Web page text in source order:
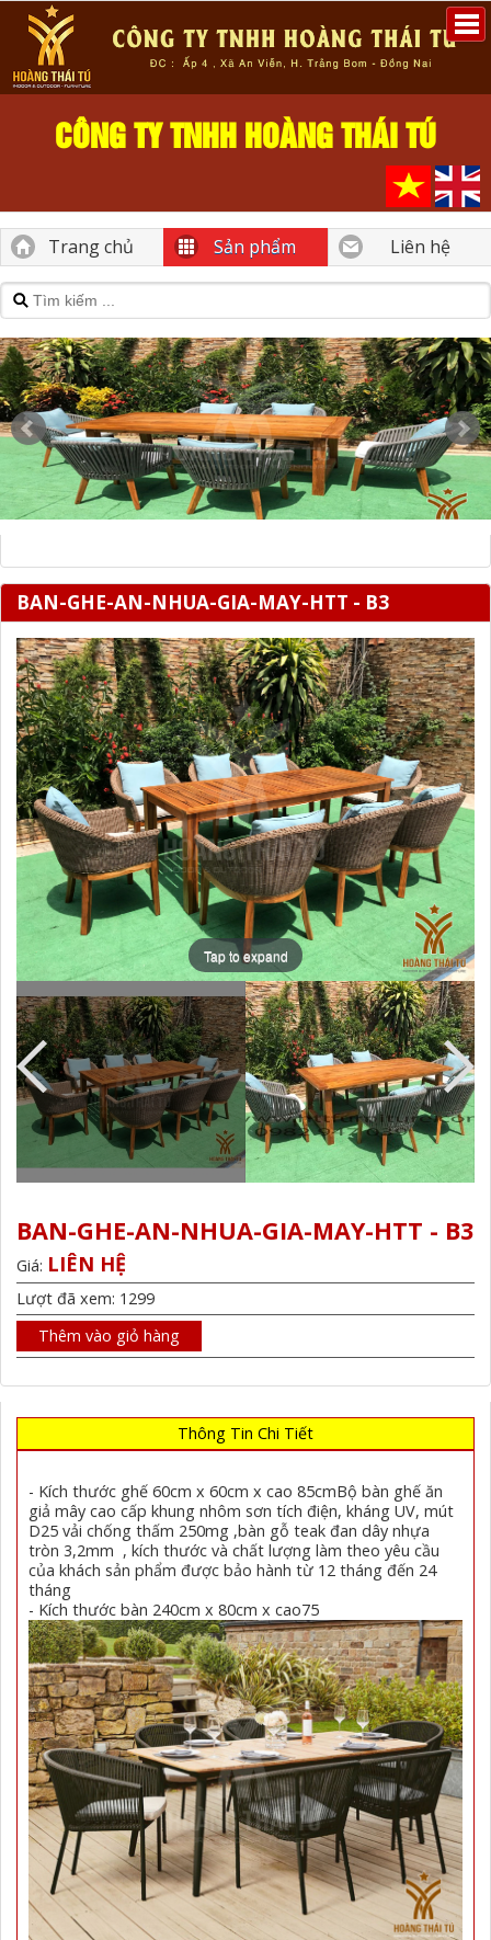
CÔNG TY TNHH HOÀNG THÁI TÚ
Trang chủ Sản phẩm Liên hệ
BAN-GHE-AN-NHUA-GIA-MAY-HTT - B3
Tap to expand
BAN-GHE-AN-NHUA-GIA-MAY-HTT - B3
Giá: LIÊN HỆ
Lượt đã xem: 1299
Thêm vào giỏ hàng
Thông Tin Chi Tiết
- Kích thước ghế 60cm x 60cm x cao 85cmBộ bàn ghế ăn
giả mây cao cấp khung nhôm sơn tích điện, kháng UV, mút
D25 vải chống thấm 250mg ,bàn gỗ teak đan dây nhựa
tròn 3,2mm , kích thước và chất lượng làm theo yêu cầu
của khách sản phẩm được bảo hành từ 12 tháng đến 24
tháng
- Kích thước bàn 240cm x 80cm x cao75